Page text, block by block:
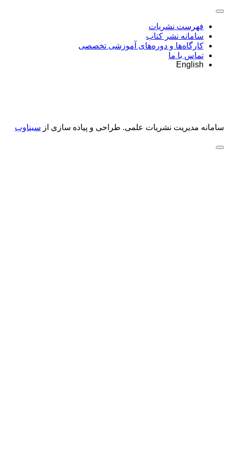
فهرست نشریات
سامانه نشر کتاب
کارگاه‌ها و دوره‌های آموزشی تخصصی
تماس با ما
English
سامانه مدیریت نشریات علمی. طراحی و پیاده سازی از سیناوب